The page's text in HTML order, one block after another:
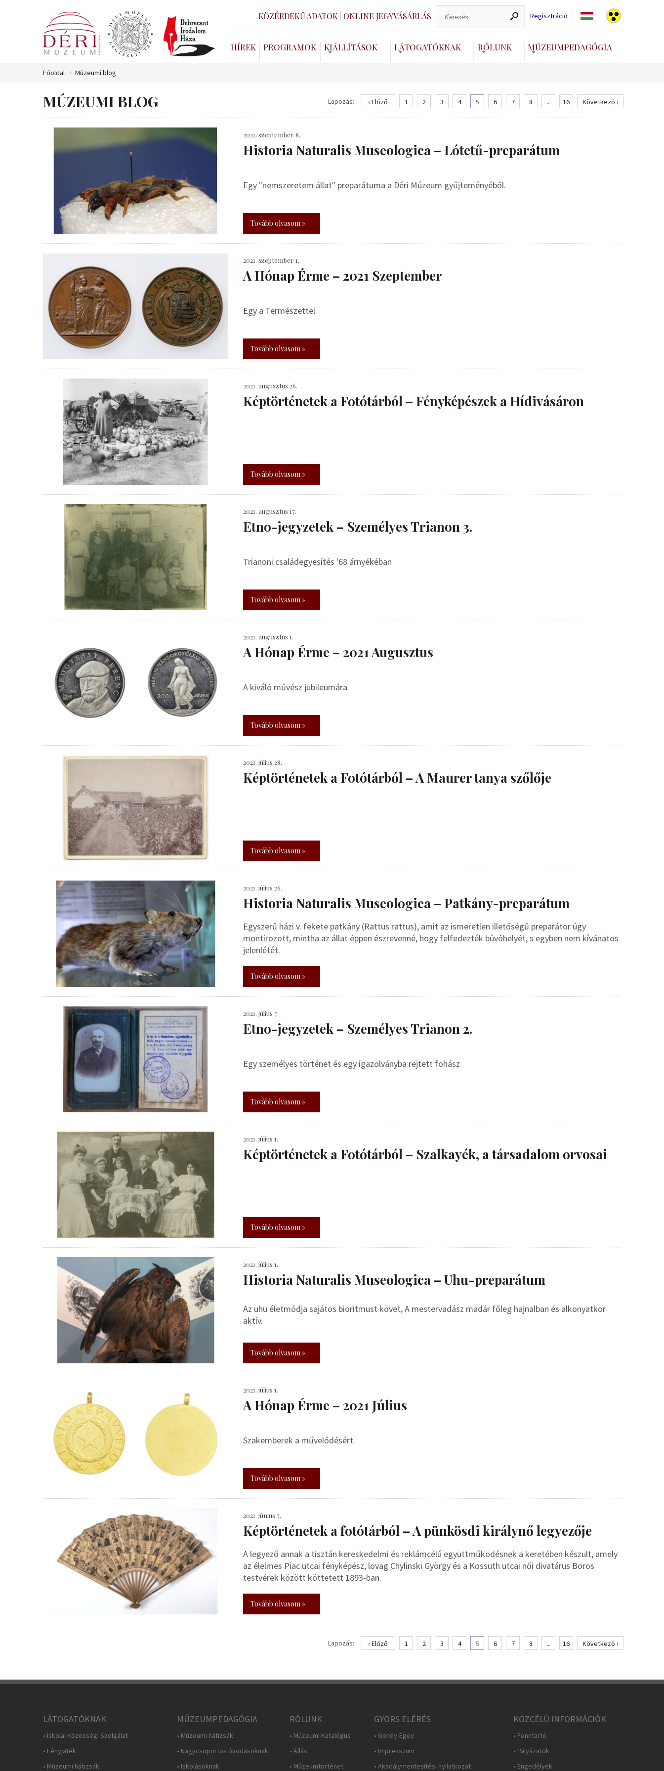
KÖZÉRDEKŰ ADATOK ONLINE JEGYVÁSÁRLÁS Regisztráció
HÍREK PROGRAMOK KIÁLLÍTÁSOK LÁTOGATÓKNAK RÓLUNK MÚZEUMPEDAGÓGIA
Főoldal Múzeumi blog
MÚZEUMI BLOG Lapozás: ‹ Előző 1 2 3 4 5 6 7 8 ... 16 Következő ›
2021. szeptember 8.
Historia Naturalis Museologica – Lótetű-preparátum
Egy "nemszeretem állat" preparátuma a Déri Múzeum gyűjteményéből.
Tovább olvasom »
2021. szeptember 1.
A Hónap Érme – 2021 Szeptember
Egy a Természettel
Tovább olvasom »
2021. augusztus 26.
Képtörténetek a Fotótárból – Fényképészek a Hídivásáron
Tovább olvasom »
2021. augusztus 17.
Etno-jegyzetek – Személyes Trianon 3.
Trianoni családegyesítés '68 árnyékéban
Tovább olvasom »
2021. augusztus 1.
A Hónap Érme – 2021 Augusztus
A kiváló művész jubileumára
Tovább olvasom »
2021. július 28.
Képtörténetek a Fotótárból – A Maurer tanya szőlője
Tovább olvasom »
2021. július 26.
Historia Naturalis Museologica – Patkány-preparátum
Egyszerű házi v. fekete patkány (Rattus rattus), amit az ismeretlen illetőségű preparátor úgy
montírozott, mintha az állat éppen észrevenné, hogy felfedezték búvóhelyét, s egyben nem kívánatos
jelenlétét.
Tovább olvasom »
2021. július 7.
Etno-jegyzetek – Személyes Trianon 2.
Egy személyes történet és egy igazolványba rejtett fohász
Tovább olvasom »
2021. július 1.
Képtörténetek a Fotótárból – Szalkayék, a társadalom orvosai
Tovább olvasom »
2021. július 1.
Historia Naturalis Museologica – Uhu-preparátum
Az uhu életmódja sajátos bioritmust követ, A mestervadász madár főleg hajnalban és alkonyatkor
aktív.
Tovább olvasom »
2021. július 1.
A Hónap Érme – 2021 Július
Szakemberek a művelődésért
Tovább olvasom »
2021. június 7.
Képtörténetek a fotótárból – A pünkösdi királynő legyezője
A legyező annak a tisztán kereskedelmi és reklámcélú együttműködésnek a keretében készült, amely
az élelmes Piac utcai fényképész, lovag Chylinski György és a Kossuth utcai női divatárus Boros
testvérek között köttetett 1893-ban.
Tovább olvasom »
Lapozás: ‹ Előző 1 2 3 4 5 6 7 8 ... 16 Következő ›
LÁTOGATÓKNAK
• Iskolai Közösségi Szolgálat
• Fényjáték
• Múzeumi hátizsák
MÚZEUMPEDAGÓGIA
• Múzeumi hátizsák
• Nagycsoportos óvodásoknak
• Iskolásoknak
RÓLUNK
• Múzeumi Katalógus
• Állás
• Múzeumtörténet
GYORS ELÉRÉS
• Gondy-Egey
• Impresszum
• Akadálymentesítési nyilatkozat
KÖZCÉLÚ INFORMÁCIÓK
• Fenntartó
• Pályázatok
• Engedélyek